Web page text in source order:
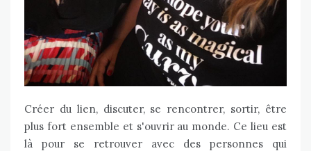
Créer du lien, discuter, se rencontrer, sortir, être
plus fort ensemble et s'ouvrir au monde. Ce lieu est
là pour se retrouver avec des personnes qui